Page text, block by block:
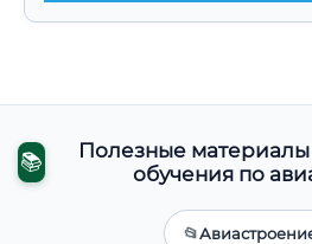
📚
Полезные
обучения по
📂